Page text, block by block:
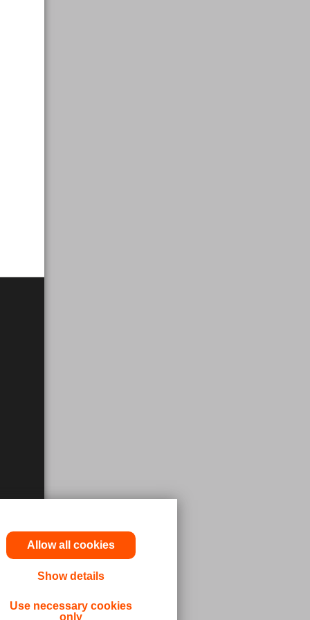
Allow all cookies
Show details
Use necessary cookies
only